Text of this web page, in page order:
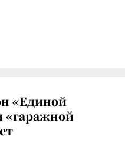
«Единой
«гаражной